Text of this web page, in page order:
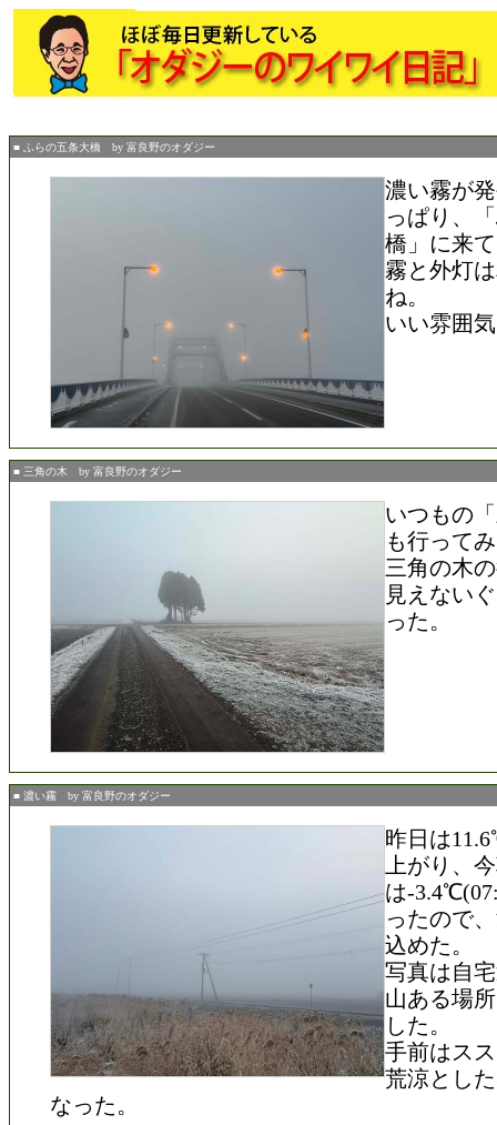
■ ふらの五条大橋 by 富良野のオダジー
濃い霧が
っぱり、
橋」に来
霧と外灯
ね。
いい雰囲
■ 三角の木 by 富良野のオダジー
いつもの
も行って
三角の木
見えない
った。
■ 濃い霧 by 富良野のオダジー
昨日は
上がり、
は-
ったので
込めた。
写真は自
山ある場
した。
手前はス
荒涼とし
なった。